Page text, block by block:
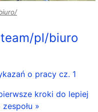
pl/biuro
o pracy cz. 1
kroki do lepiej
»